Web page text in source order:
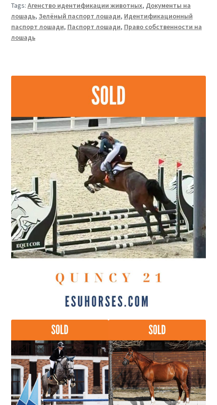
Tags: Агенство идентификации животных, Документы на
лошадь, Зелёный паспорт лошади, Идентификационный
паспорт лошади, Паспорт лошади, Право собственности на
лошадь